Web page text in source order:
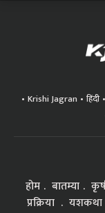
Krishi Jagran हिंदी
होम बातम्या
प्रक्रिया
यशकथा